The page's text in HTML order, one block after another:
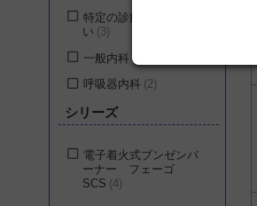
特定の診療科に属さな
い 3
一般内科
呼吸器内科 2
呼吸器外科
精神・神経科
リハビリテーション科
シリーズ
電子着火式ブンゼンバ
ーナー フェーゴ
SCS 4